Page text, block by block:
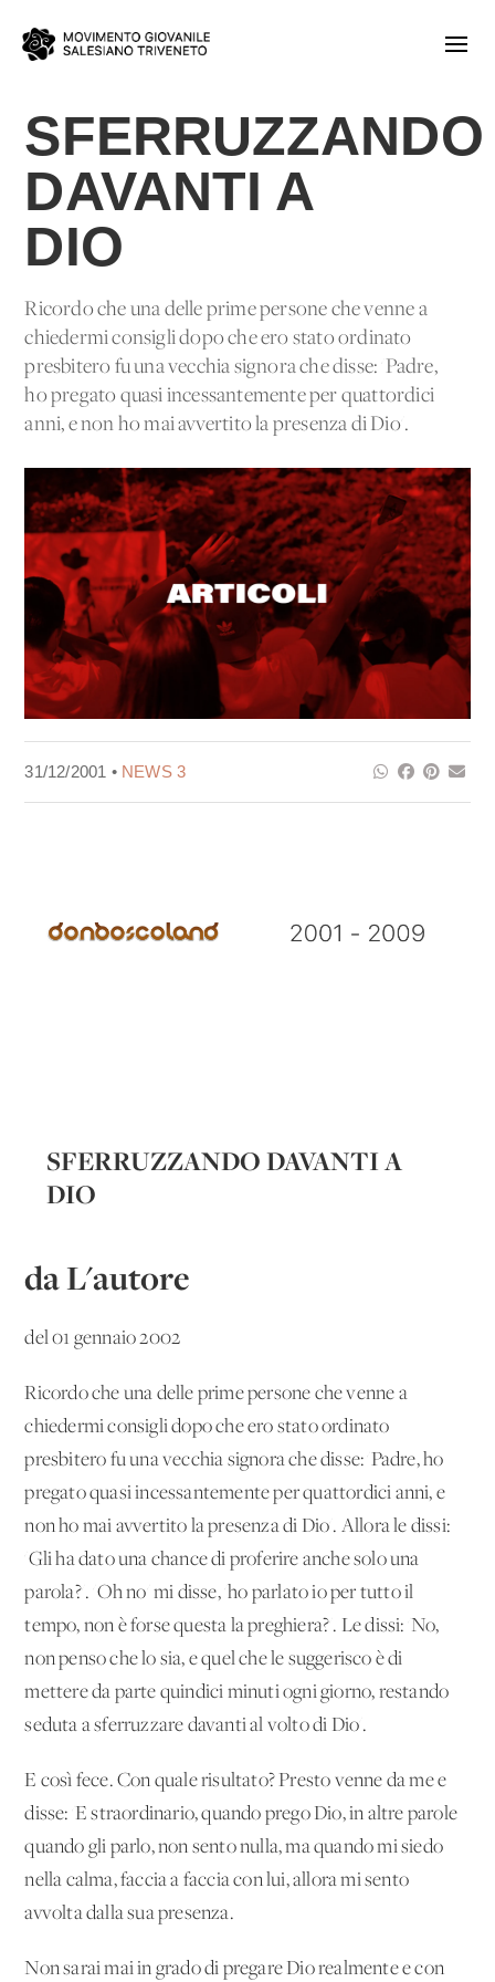
SFERRUZZANDO
DAVANTI A
DIO
Ricordo che una delle prime persone che venne a
chiedermi consigli dopo che ero stato ordinato
presbitero fu una vecchia signora che disse: 'Padre,
ho pregato quasi incessantemente per quattordici
anni, e non ho mai avvertito la presenza di Dio'.
31/12/2001 • NEWS 3
SFERRUZZANDO DAVANTI A
DIO
da L'autore
del 01 gennaio 2002
Ricordo che una delle prime persone che venne a
chiedermi consigli dopo che ero stato ordinato
presbitero fu una vecchia signora che disse: 'Padre, ho
pregato quasi incessantemente per quattordici anni, e
non ho mai avvertito la presenza di Dio'. Allora le dissi:
'Gli ha dato una chance di proferire anche solo una
parola?'. 'Oh no' mi disse, 'ho parlato io per tutto il
tempo, non è forse questa la preghiera?'. Le dissi: 'No,
non penso che lo sia, e quel che le suggerisco è di
mettere da parte quindici minuti ogni giorno, restando
seduta a sferruzzare davanti al volto di Dio'.
E così fece. Con quale risultato? Presto venne da me e
disse: 'E straordinario, quando prego Dio, in altre parole
quando gli parlo, non sento nulla, ma quando mi siedo
nella calma, faccia a faccia con lui, allora mi sento
avvolta dalla sua presenza.
Non sarai mai in grado di pregare Dio realmente e con